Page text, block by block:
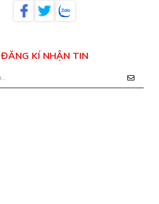
ĐĂNG KÍ NHẬN TIN